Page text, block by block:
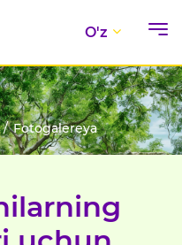
O'z
Fotogalereya